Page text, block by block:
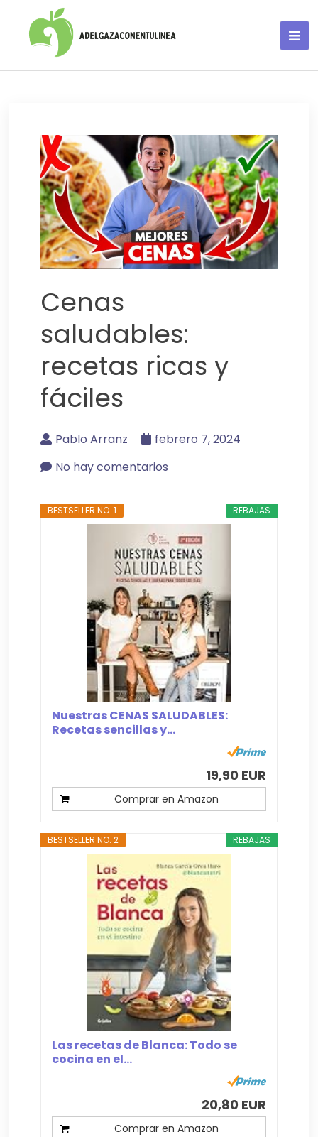
Cenas
saludables:
recetas ricas y
fáciles
Pablo Arranz
febrero 7, 2024
No hay comentarios
REBAJAS
BESTSELLER NO. 1
Nuestras CENAS SALUDABLES:
Recetas sencillas y...
19,90 EUR
Comprar en Amazon
REBAJAS
BESTSELLER NO. 2
Las recetas de Blanca: Todo se
cocina en el...
20,80 EUR
Comprar en Amazon